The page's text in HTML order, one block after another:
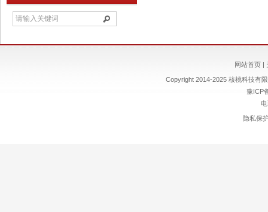
网站首页|
Copyright 2014-2025 核桃科技有
豫ICP
隐私保